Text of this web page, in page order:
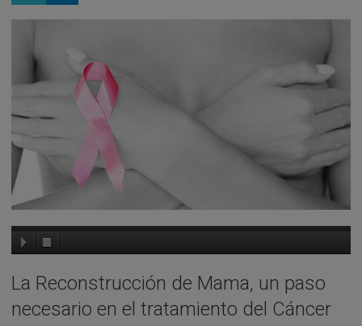
La Reconstrucción de Mama, un paso
necesario en el tratamiento del Cáncer